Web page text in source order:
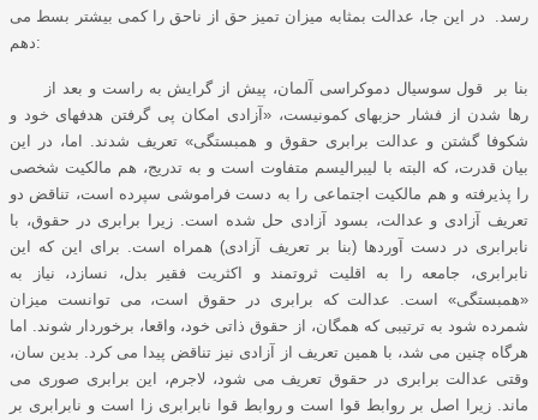
رسد. در این جا، عدالت بمثابه میزان تمیز حق از ناحق را کمی بیشتر بسط می
دهم:
رها شدن از فشار حزبهای کمونیست، «آزادی امکان پی گرفتن هدفهای خود و
شکوفا گشتن و عدالت برابری حقوق و همبستگی» تعریف شدند. اما، در این
بیان قدرت، که البته با لیبرالیسم متفاوت است و به تدریج، هم مالکیت شخصی
را پذیرفته و هم مالکیت اجتماعی را به دست فراموشی سپرده است، تناقض دو
تعریف آزادی و عدالت، بسود آزادی حل شده است. زیرا برابری در حقوق، با
نابرابری در دست آوردها (بنا بر تعریف آزادی) همراه است. برای این که این
نابرابری، جامعه را به اقلیت ثروتمند و اکثریت فقیر بدل، نسازد، نیاز به
«همبستگی» است. عدالت که برابری در حقوق است، می توانست میزان
شمرده شود به ترتیبی که همگان، از حقوق ذاتی خود، واقعا، برخوردار شوند. اما
هرگاه چنین می شد، با همین تعریف از آزادی نیز تناقض پیدا می کرد. بدین سان،
وقتی عدالت برابری در حقوق تعریف می شود، لاجرم، این برابری صوری می
ماند. زیرا اصل بر روابط قوا است و روابط قوا نابرابری زا است و نابرابری بر